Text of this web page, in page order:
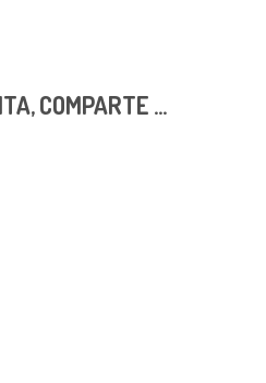
COMPARTE ...